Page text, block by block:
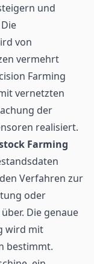
und
von
vermehrt
Farming
vernetzten
der
realisiert.
Farming
Verfahren zur
oder
Die genaue
wird mit
bestimmt.